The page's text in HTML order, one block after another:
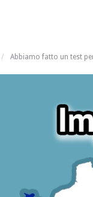
Abbiamo fatto un test